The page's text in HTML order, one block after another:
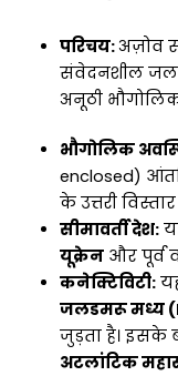
परिचय:अज़ोव
संवेदनशील जल
अनूठी
भौगोलिक
enclosed)
के उत्तरी
सीमावर्ती देश:
यूक्रेनऔर पूर्व
कनेक्टिविटी:
जलडमरू मध्य
जुड़ता है। इसके
अटलांटिक